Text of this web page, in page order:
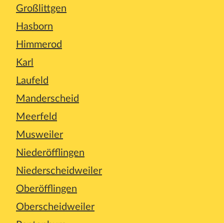
Großlittgen
Hasborn
Himmerod
Karl
Laufeld
Manderscheid
Meerfeld
Musweiler
Niederöfflingen
Niederscheidweiler
Oberöfflingen
Oberscheidweiler